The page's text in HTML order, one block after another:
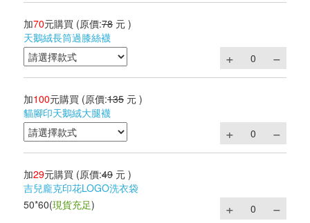
加70元購買 (原價:78 元 )
天鵝絨長筒過膝絲襪
加100元購買 (原價:135 元 )
貓腳印天鵝絨大腿襪
加29元購買 (原價:49 元 )
吉兒龐克印花LOGO洗衣袋
50*60(現貨充足)